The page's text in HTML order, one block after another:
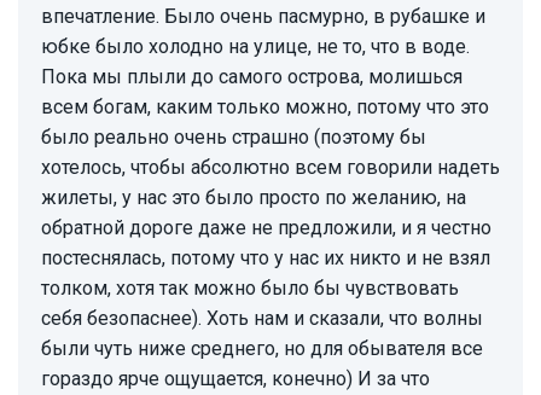
впечатление. Было очень пасмурно, в рубашке и
юбке было холодно на улице, не то, что в воде.
Пока мы плыли до самого острова, молишься
всем богам, каким только можно, потому что это
было реально очень страшно (поэтому бы
хотелось, чтобы абсолютно всем говорили надеть
жилеты, у нас это было просто по желанию, на
обратной дороге даже не предложили, и я честно
постеснялась, потому что у нас их никто и не взял
толком, хотя так можно было бы чувствовать
себя безопаснее). Хоть нам и сказали, что волны
были чуть ниже среднего, но для обывателя все
гораздо ярче ощущается, конечно) И за что